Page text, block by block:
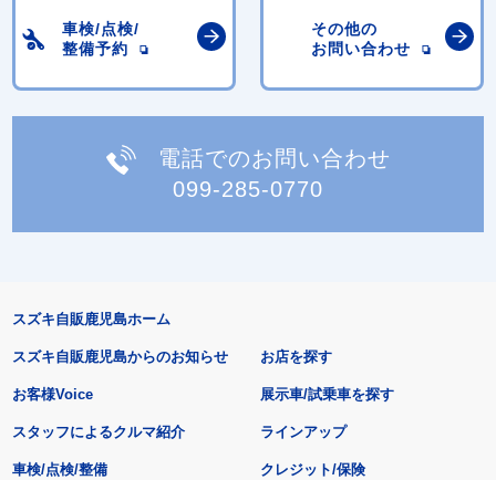
車検/点検/
整備予約
その他の
お問い合わせ
電話でのお問い合わせ
099-285-0770
スズキ自販鹿児島ホーム
スズキ自販鹿児島からのお知らせ
お客様Voice
スタッフによるクルマ紹介
お店を探す
展示車/試乗車を探す
ラインアップ
車検/点検/整備 クレジット/保険